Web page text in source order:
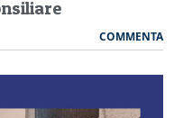
COMMENTA